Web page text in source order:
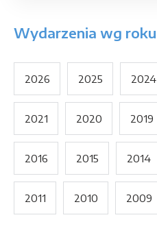
Wydarzenia wg roku
2026 2025 2024
2021 2020 2019
2016 2015 2014
2011 2010 2009